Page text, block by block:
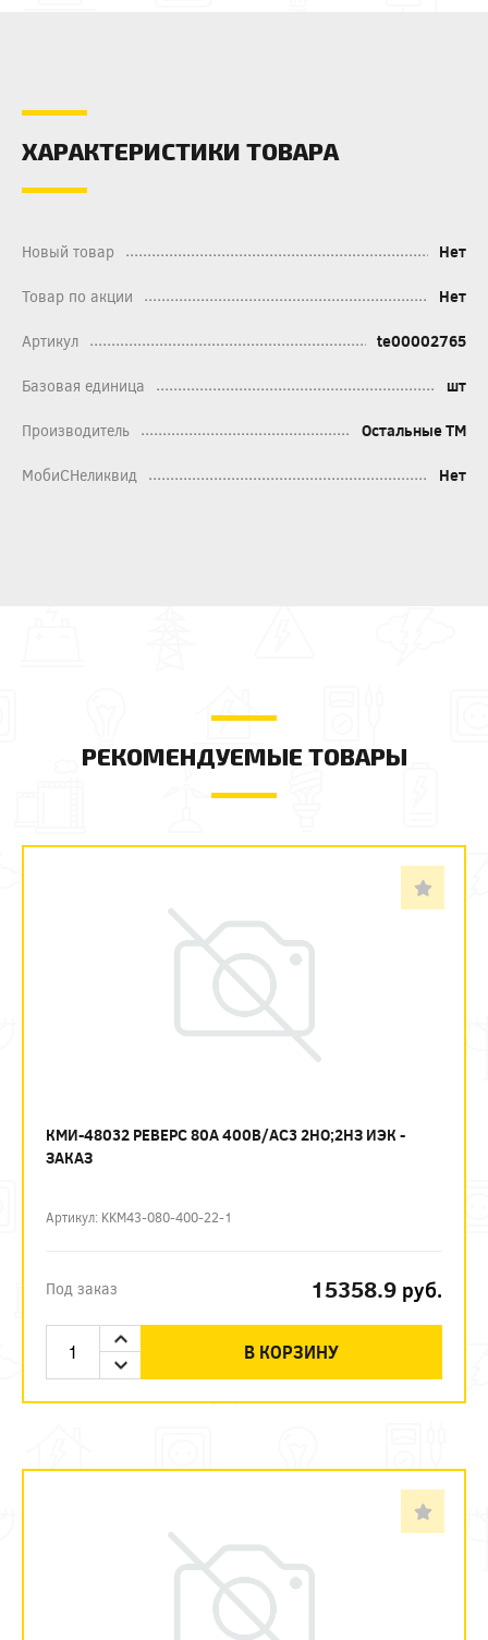
ХАРАКТЕРИСТИКИ ТОВАРА
Новый товар Нет
Товар по акции Нет
Артикул te00002765
Базовая единица шт
Производитель Остальные ТМ
МобиСНеликвид Нет
РЕКОМЕНДУЕМЫЕ ТОВАРЫ
КМИ-48032 РЕВЕРС 80А 400В/АС3 2НО;2НЗ ИЭК -
ЗАКАЗ
Артикул: KKM43-080-400-22-1
Под заказ 15358.9 руб.
В КОРЗИНУ